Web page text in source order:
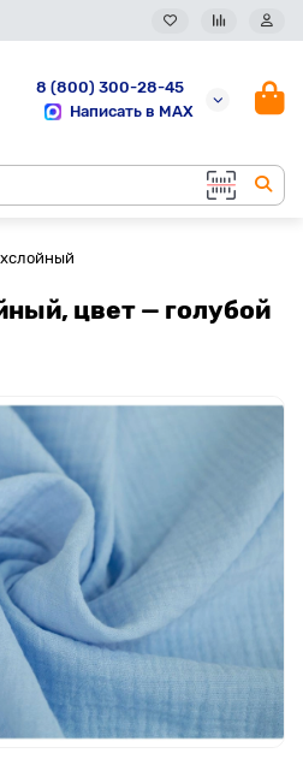
8 (800) 300-28-45
Написать в MAX
цвет — голубой